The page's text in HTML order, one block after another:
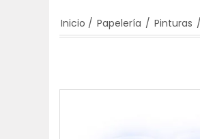
Inicio / Papelería / Pinturas /